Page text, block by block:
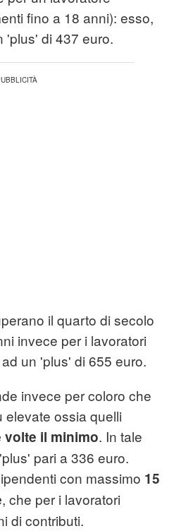
fino a 18 anni): esso,
'plus' di 437 euro.
il quarto di secolo
invece per i lavoratori
un 'plus' di 655 euro.
invece per coloro che
ossia quelli
volte il minimo. In tale
pari a 336 euro.
con massimo 15
, che per i lavoratori
di contributi.